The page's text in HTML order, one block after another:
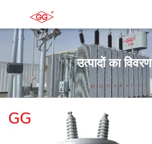
उत्पादों का विवरण